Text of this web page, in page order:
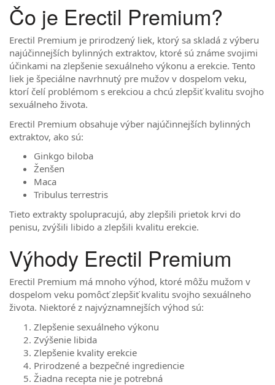
Čo je Erectil Premium?
Erectil Premium je prirodzený liek, ktorý sa skladá z výberu
najúčinnejších bylinných extraktov, ktoré sú známe svojimi
účinkami na zlepšenie sexuálneho výkonu a erekcie. Tento
liek je špeciálne navrhnutý pre mužov v dospelom veku,
ktorí čelí problémom s erekciou a chcú zlepšiť kvalitu svojho
sexuálneho života.
Erectil Premium obsahuje výber najúčinnejších bylinných
extraktov, ako sú:
Ginkgo biloba
Ženšen
Maca
Tribulus terrestris
Tieto extrakty spolupracujú, aby zlepšili prietok krvi do
penisu, zvýšili libido a zlepšili kvalitu erekcie.
Výhody Erectil Premium
Erectil Premium má mnoho výhod, ktoré môžu mužom v
dospelom veku pomôcť zlepšiť kvalitu svojho sexuálneho
života. Niektoré z najvýznamnejších výhod sú:
Zlepšenie sexuálneho výkonu
Zvýšenie libida
Zlepšenie kvality erekcie
Prirodzené a bezpečné ingrediencie
Žiadna recepta nie je potrebná